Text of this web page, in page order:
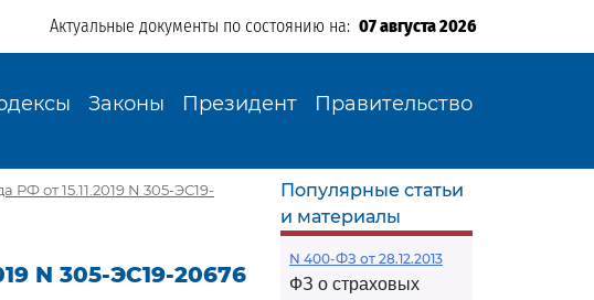
Актуальные документы по состоянию на: 07 августа 2026
Законы Президент Правительство
от 15.11.2019 N 305-ЭС19-
N 305-ЭС19-20676
Популярные статьи
и материалы
N 400-ФЗ от 28.12.2013
ФЗ о страховых